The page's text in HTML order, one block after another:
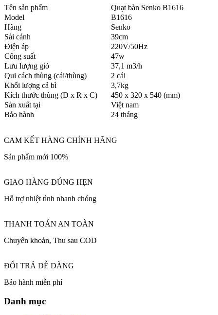
Tên sản phẩm
Quạt bàn Senko B1616
Model
B1616
Hãng
Senko
Sải cánh
39cm
Điện áp
220V/50Hz
Công suất
47w
Lưu lượng gió
37,1 m3/h
Qui cách thùng (cái/thùng)
2 cái
Khối lượng cả bì
3,7kg
Kích thước thùng (D x R x C)
450 x 320 x 540 (mm)
Sản xuất tại
Việt nam
Bảo hành
24 tháng
CAM KẾT HÀNG CHÍNH HÃNG
Sản phẩm mới 100%
GIAO HÀNG ĐÚNG HẸN
Hỗ trợ nhiệt tình nhanh chóng
THANH TOÁN AN TOÀN
Chuyển khoản, Thu sau COD
ĐỔI TRẢ DỄ DÀNG
Bảo hành miễn phí
Danh mục